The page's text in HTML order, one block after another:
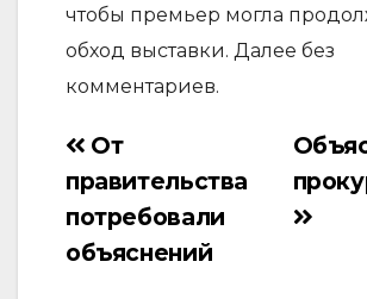
чтобы премьер могла
обход выставки. Далее без
комментариев.
Навигация
по
записям
От
правительства
потребовали
объяснений